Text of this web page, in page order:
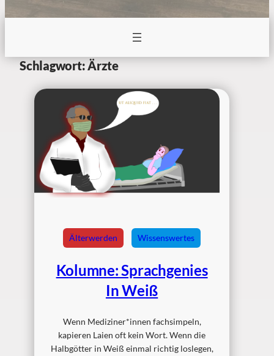
Schlagwort:Ärzte
Älterwerden Wissenswertes
Kolumne: Sprachgenies
In Weiß
Wenn Mediziner*innen fachsimpeln,
kapieren Laien oft kein Wort. Wenn die
Halbgötter in Weiß einmal richtig loslegen,